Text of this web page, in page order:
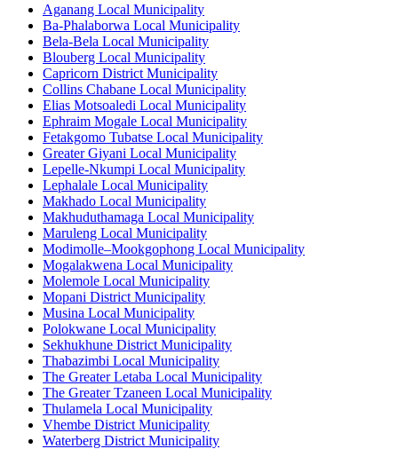
Aganang Local Municipality
Ba-Phalaborwa Local Municipality
Bela-Bela Local Municipality
Blouberg Local Municipality
Capricorn District Municipality
Collins Chabane Local Municipality
Elias Motsoaledi Local Municipality
Ephraim Mogale Local Municipality
Fetakgomo Tubatse Local Municipality
Greater Giyani Local Municipality
Lepelle-Nkumpi Local Municipality
Lephalale Local Municipality
Makhado Local Municipality
Makhuduthamaga Local Municipality
Maruleng Local Municipality
Modimolle–Mookgophong Local Municipality
Mogalakwena Local Municipality
Molemole Local Municipality
Mopani District Municipality
Musina Local Municipality
Polokwane Local Municipality
Sekhukhune District Municipality
Thabazimbi Local Municipality
The Greater Letaba Local Municipality
The Greater Tzaneen Local Municipality
Thulamela Local Municipality
Vhembe District Municipality
Waterberg District Municipality